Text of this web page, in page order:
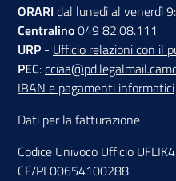
ORARI dal lunedì al venerdì
Centralino049 82.08.111
URP - Ufficio relazioni con il
PEC:
IBAN e pagamenti informatici
Dati per la fatturazione
Codice Univoco Ufficio UFLIK4
CF/PI 00654100288